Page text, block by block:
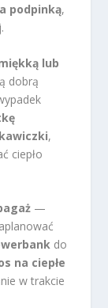
podpinką,
lub
dobrą
,
ciepło
—
do
na ciepłe
w trakcie